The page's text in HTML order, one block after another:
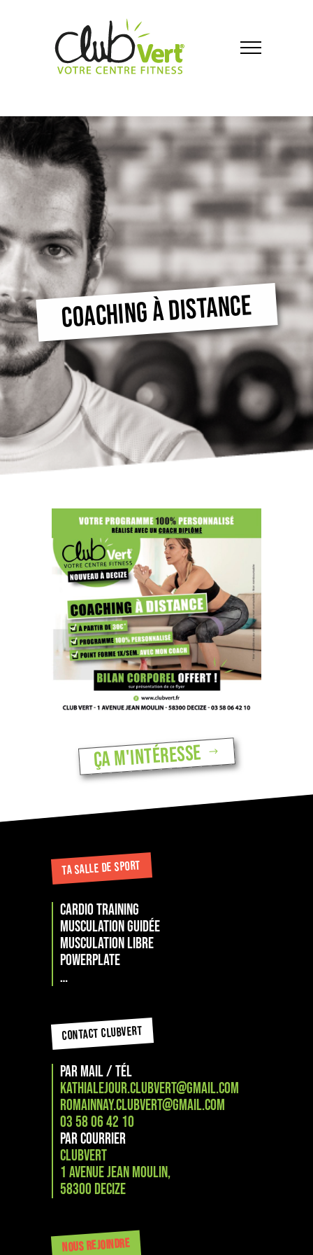
COACHING À DISTANCE
Ça m'intéresse
TA SALLE DE SPORT
Cardio training
musculation guidée
Musculation libre
PowerPlate
…
CONTACT CLUBVERT
PAR MAIL / TÉL
kathialejour.clubvert@gmail.com
romainnay.clubvert@gmail.com
03 58 06 42 10
PAR COURRIER
CLUBVERT
1 Avenue Jean Moulin,
58300 Decize
NOUS REJOINDRE